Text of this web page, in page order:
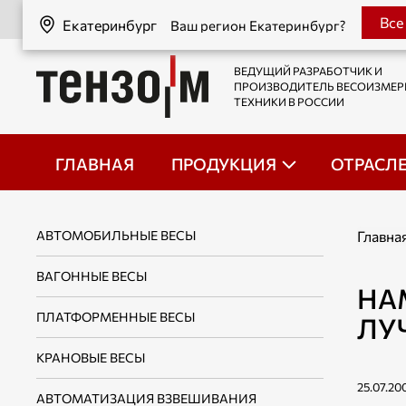
Екатеринбург Ваш регион Екатеринбург?
Екатеринбург
ВЕДУЩИЙ РАЗРАБОТЧИК И
ПРОИЗВОДИТЕЛЬ
ТЕХНИКИ В РОССИИ
ГЛАВНАЯ ПРОДУКЦИЯ
АВТОМОБИЛЬНЫЕ ВЕСЫ
ВАГОННЫЕ ВЕСЫ
ПЛАТФОРМЕННЫЕ ВЕСЫ
КРАНОВЫЕ ВЕСЫ
АВТОМАТИЗАЦИЯ ВЗВЕШИВАНИЯ